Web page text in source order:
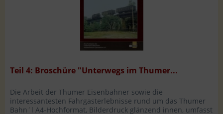
Teil 4: Broschüre "Unterwegs im Thumer...
Die Arbeit der Thumer Eisenbahner sowie die
interessantesten Fahrgasterlebnisse rund um das Thumer
Bahn´l A4-Hochformat, Bilderdruck glänzend innen, umfasst